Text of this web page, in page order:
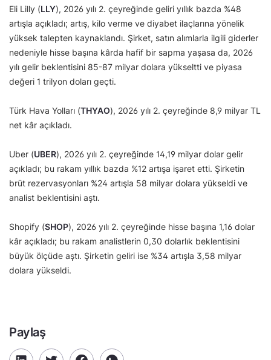
Eli Lilly (LLY), 2026 yılı 2. çeyreğinde geliri yıllık bazda %48
artışla açıkladı; artış, kilo verme ve diyabet ilaçlarına yönelik
yüksek talepten kaynaklandı. Şirket, satın alımlarla ilgili giderler
nedeniyle hisse başına kârda hafif bir sapma yaşasa da, 2026
yılı gelir beklentisini 85-87 milyar dolara yükseltti ve piyasa
değeri 1 trilyon doları geçti.
Türk Hava Yolları (THYAO), 2026 yılı 2. çeyreğinde 8,9 milyar TL
net kâr açıkladı.
Uber (UBER), 2026 yılı 2. çeyreğinde 14,19 milyar dolar gelir
açıkladı; bu rakam yıllık bazda %12 artışa işaret etti. Şirketin
brüt rezervasyonları %24 artışla 58 milyar dolara yükseldi ve
analist beklentisini aştı.
Shopify (SHOP), 2026 yılı 2. çeyreğinde hisse başına 1,16 dolar
kâr açıkladı; bu rakam analistlerin 0,30 dolarlık beklentisini
büyük ölçüde aştı. Şirketin geliri ise %34 artışla 3,58 milyar
dolara yükseldi.
Paylaş